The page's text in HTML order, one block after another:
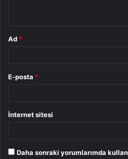
Ad *
E-posta *
İnternet sitesi
Daha sonraki yorumlarımda